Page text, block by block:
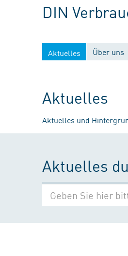
DIN
Aktuelles Über uns
Aktuelles
Aktuelles und
Aktuelles